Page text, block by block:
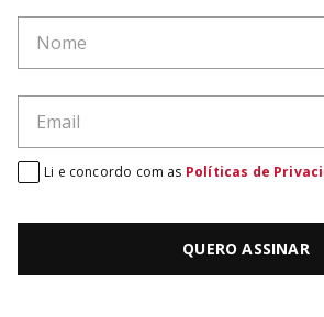
QUERO ASSINAR
Li e concordo com as Políticas de